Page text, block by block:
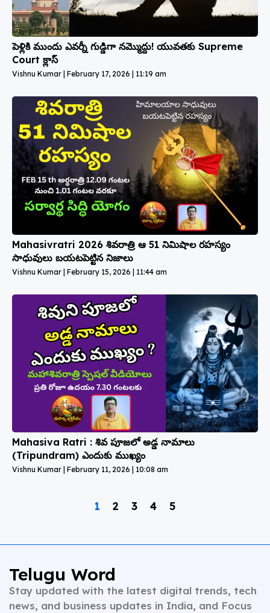
పెళ్లికి ముందు ఎవర్నీ గుడ్డిగా నమ్మొద్దు! యువతకు Supreme
Court క్లాస్
Vishnu Kumar February 17, 2026 11:19 am
Mahasivratri 2026 శివరాత్రి ఆ 51 నిమిషాల రహస్యం
సాధువులు బయటపెట్టిన నిజాలు
Vishnu Kumar February 15, 2026 11:44 am
Mahasiva Ratri : శివ పూజలో అడ్డ నామాలు
(Tripundram) ఎందుకు ముఖ్యం
Vishnu Kumar February 11, 2026 10:08 am
1 2 3 4 5
Telugu Word
Stay updated with the latest digital trends, tech
news, and business updates in India, and Focus